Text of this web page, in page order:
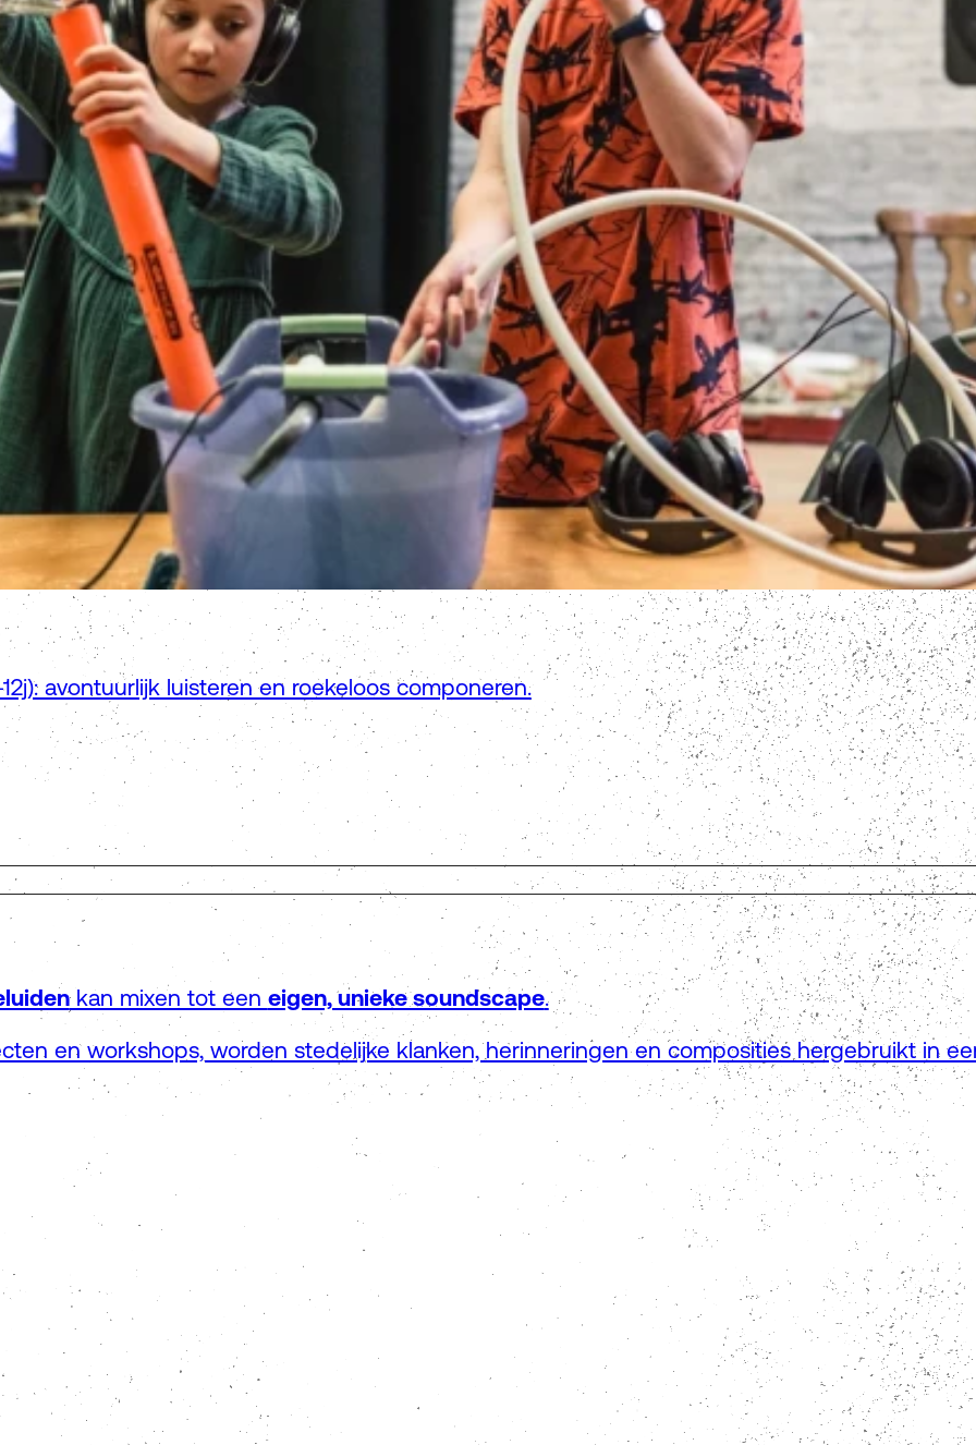
avontuurlijk luisteren en roekeloos componeren.
kan mixen tot een eigen, unieke soundscape.
en workshops, worden stedelijke klanken, herinneringen en composities hergebruikt in